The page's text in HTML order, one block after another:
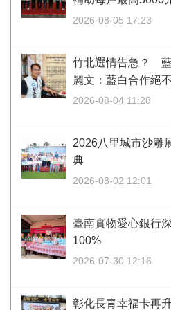
2026-08-05 17:23
竹北選情告急？
麗文：藍白合作絕
2026-08-04 11:28
2026八里城市沙
典
2026-08-02 12:01
臺南實物愛心銀行
100%
2026-07-30 12:16
彰化長青幸福卡再